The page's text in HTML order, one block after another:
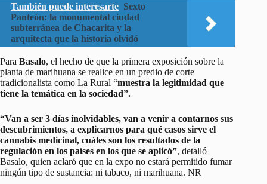
También puede interesarte Sexto
Panteón: la monumental ciudad
subterránea de Chacarita y la
arquitecta que la historia olvidó
Para Basalo, el hecho de que la primera exposición sobre la
planta de marihuana se realice en un predio de corte
tradicionalista como La Rural “muestra la legitimidad que
tiene la temática en la sociedad”.
“Van a ser 3 días inolvidables, van a venir a contarnos sus
descubrimientos, a explicarnos para qué casos sirve el
cannabis medicinal, cuáles son los resultados de la
regulación en los países en los que se aplicó”, detalló
Basalo, quien aclaró que en la expo no estará permitido fumar
ningún tipo de sustancia: ni tabaco, ni marihuana. NR